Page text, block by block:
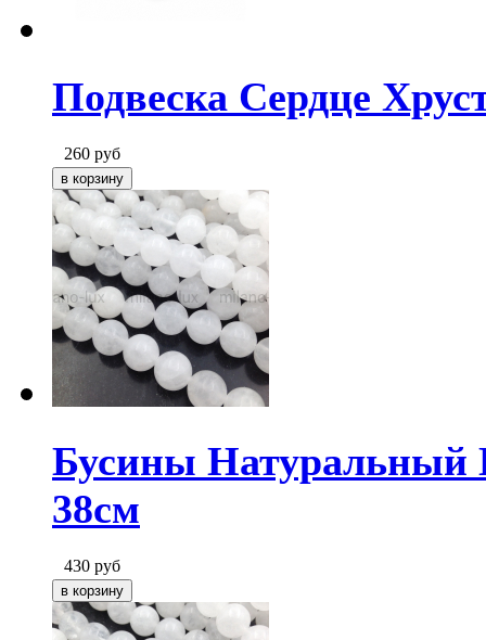
Подвеска Сердце
260 руб
Бусины
38см
430 руб